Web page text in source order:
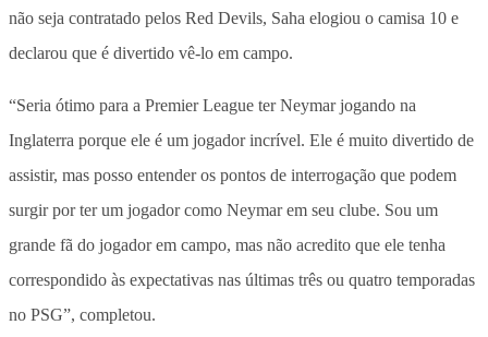
não seja contratado pelos Red Devils, Saha elogiou o camisa 10 e
declarou que é divertido vê-lo em campo.
“Seria ótimo para a Premier League ter Neymar jogando na
Inglaterra porque ele é um jogador incrível. Ele é muito divertido de
assistir, mas posso entender os pontos de interrogação que podem
surgir por ter um jogador como Neymar em seu clube. Sou um
grande fã do jogador em campo, mas não acredito que ele tenha
correspondido às expectativas nas últimas três ou quatro temporadas
no PSG”, completou.